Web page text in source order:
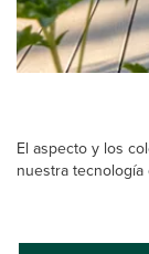
El aspecto y los
nuestra